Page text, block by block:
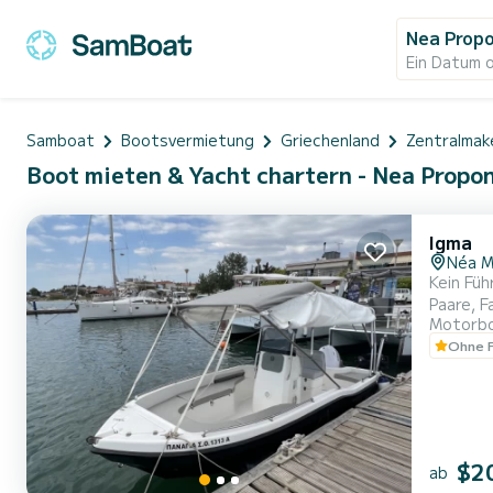
Nea
Ein Datum
Samboat Bootsvermietung Griechenland
Boot mieten & Yacht chartern - Nea
Igma
Néa
Kein
Paare,
einen
Ohne
ab